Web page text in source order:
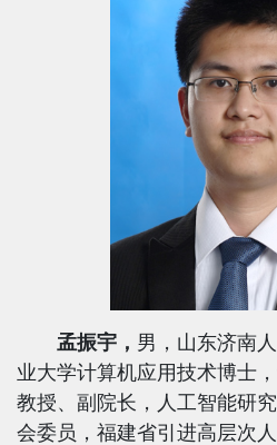
孟振宇， 男，山东济南
业大学计算机应用技术博士
教授、副院长，人工智能研
会委员，福建省引进高层次